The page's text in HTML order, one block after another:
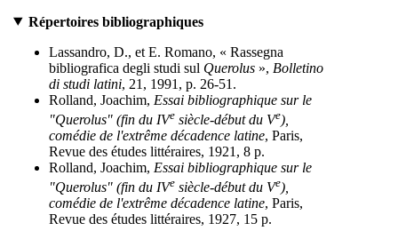
Répertoires bibliographiques
Lassandro, D., et E. Romano, « Rassegna
bibliografica degli studi sul Querolus », Bolletino
di studi latini, 21, 1991, p. 26-51.
Rolland, Joachim, Essai bibliographique sur le
"Querolus" (fin du IVe siècle-début du Ve),
comédie de l'extrême décadence latine, Paris,
Revue des études littéraires, 1921, 8 p.
Rolland, Joachim, Essai bibliographique sur le
"Querolus" (fin du IVe siècle-début du Ve),
comédie de l'extrême décadence latine, Paris,
Revue des études littéraires, 1927, 15 p.